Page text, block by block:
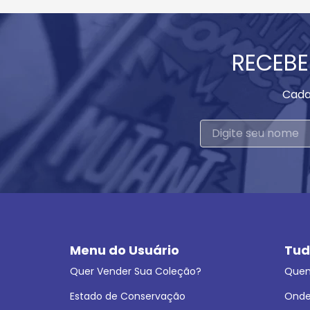
Menu do Usuário
Quer Vender Sua Coleção?
Estado de Conservação